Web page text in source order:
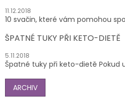
11.12.2018
10 svačin, které vám pomohou
ŠPATNÉ TUKY PŘI KETO-DIETĚ
5.11.2018
Špatné tuky při keto-dietě Pokud
ARCHIV